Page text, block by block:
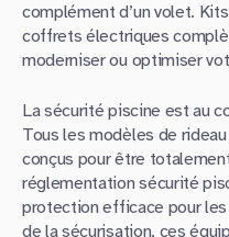
complément d’un volet.
coffrets électriques
moderniser ou optimiser
La sécurité piscine est au
Tous les modèles de
conçus pour être
réglementation sécurité
protection efficace pour les
de la sécurisation, ces